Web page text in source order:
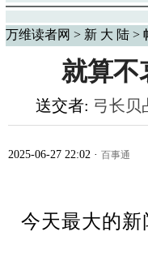
万维读者网 > 新 大 陆 >
就算不
送交者: 弓长贝
2025-06-27 22:02 · 百事通
今天最大的新